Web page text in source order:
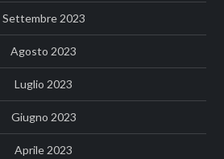
Settembre 2023
Agosto 2023
Luglio 2023
Giugno 2023
Aprile 2023